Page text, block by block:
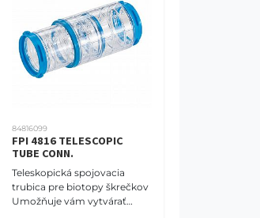
84816099
FPI 4816 TELESCOPIC
TUBE CONN.
Teleskopická spojovacia
trubica pre biotopy škrečkov
Umožňuje vám vytvárať